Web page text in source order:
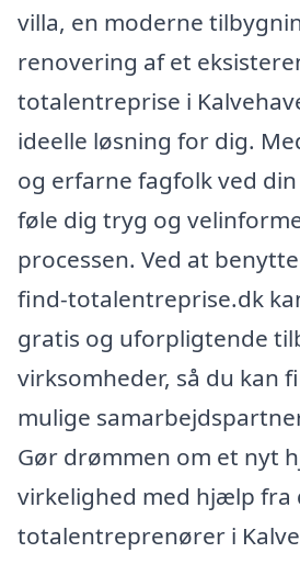
villa, en moderne
renovering af et
totalentreprise i
ideelle løsning for dig.
og erfarne fagfolk ved
føle dig tryg og
processen. Ved at
find-totalentreprise.dk
gratis og uforpligtende
virksomheder, så du kan
mulige
Gør drømmen om et nyt
virkelighed med hjælp fra
totalentreprenører i